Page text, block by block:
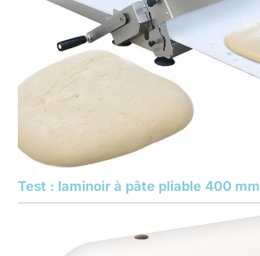
Test : laminoir à pâte pliable 400 mm